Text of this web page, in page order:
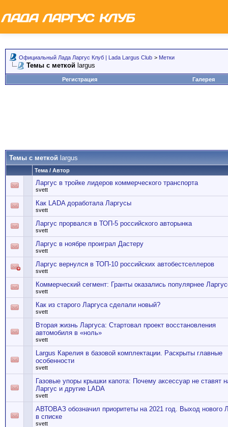
Официальный Лада Ларгус Клуб | Lada Largus Club > Метки
Темы с меткой largus
Регистрация Галерея
Темы с меткой largus
Тема / Автор
Ларгус в тройке лидеров коммерческого транспорта
svett
Как LADA доработала Ларгусы
svett
Ларгус прорвался в ТОП-5 российского авторынка
svett
Ларгус в ноябре проиграл Дастеру
svett
Ларгус вернулся в ТОП-10 российских автобестселлеров
svett
Коммерческий сегмент: Гранты оказались популярнее
svett
Как из старого Ларгуса сделали новый?
svett
Вторая жизнь Ларгуса: Стартовал проект восстановления
автомобиля в «ноль»
svett
Largus Карелия в базовой комплектации. Раскрыты главные
особенности
svett
Газовые упоры крышки капота: Почему аксессуар не ставят
Ларгус и другие LADA
svett
АВТОВАЗ обозначил приоритеты на 2021 год. Выход нового
в списке
svett